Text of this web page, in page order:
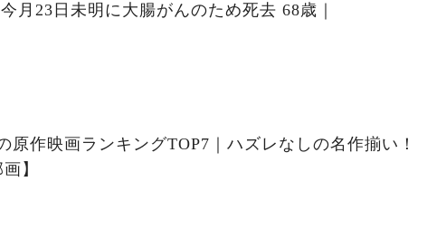
月23日未明に大腸がんのため死去 68歳｜
原作映画ランキングTOP7｜ハズレなしの名作揃い！
】